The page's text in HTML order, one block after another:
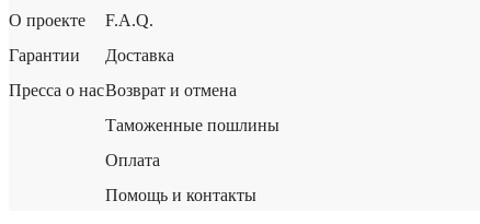
О проекте
Гарантии
Пресса о нас
F.A.Q.
Доставка
Возврат и отмена
Таможенные пошлины
Оплата
Помощь и контакты